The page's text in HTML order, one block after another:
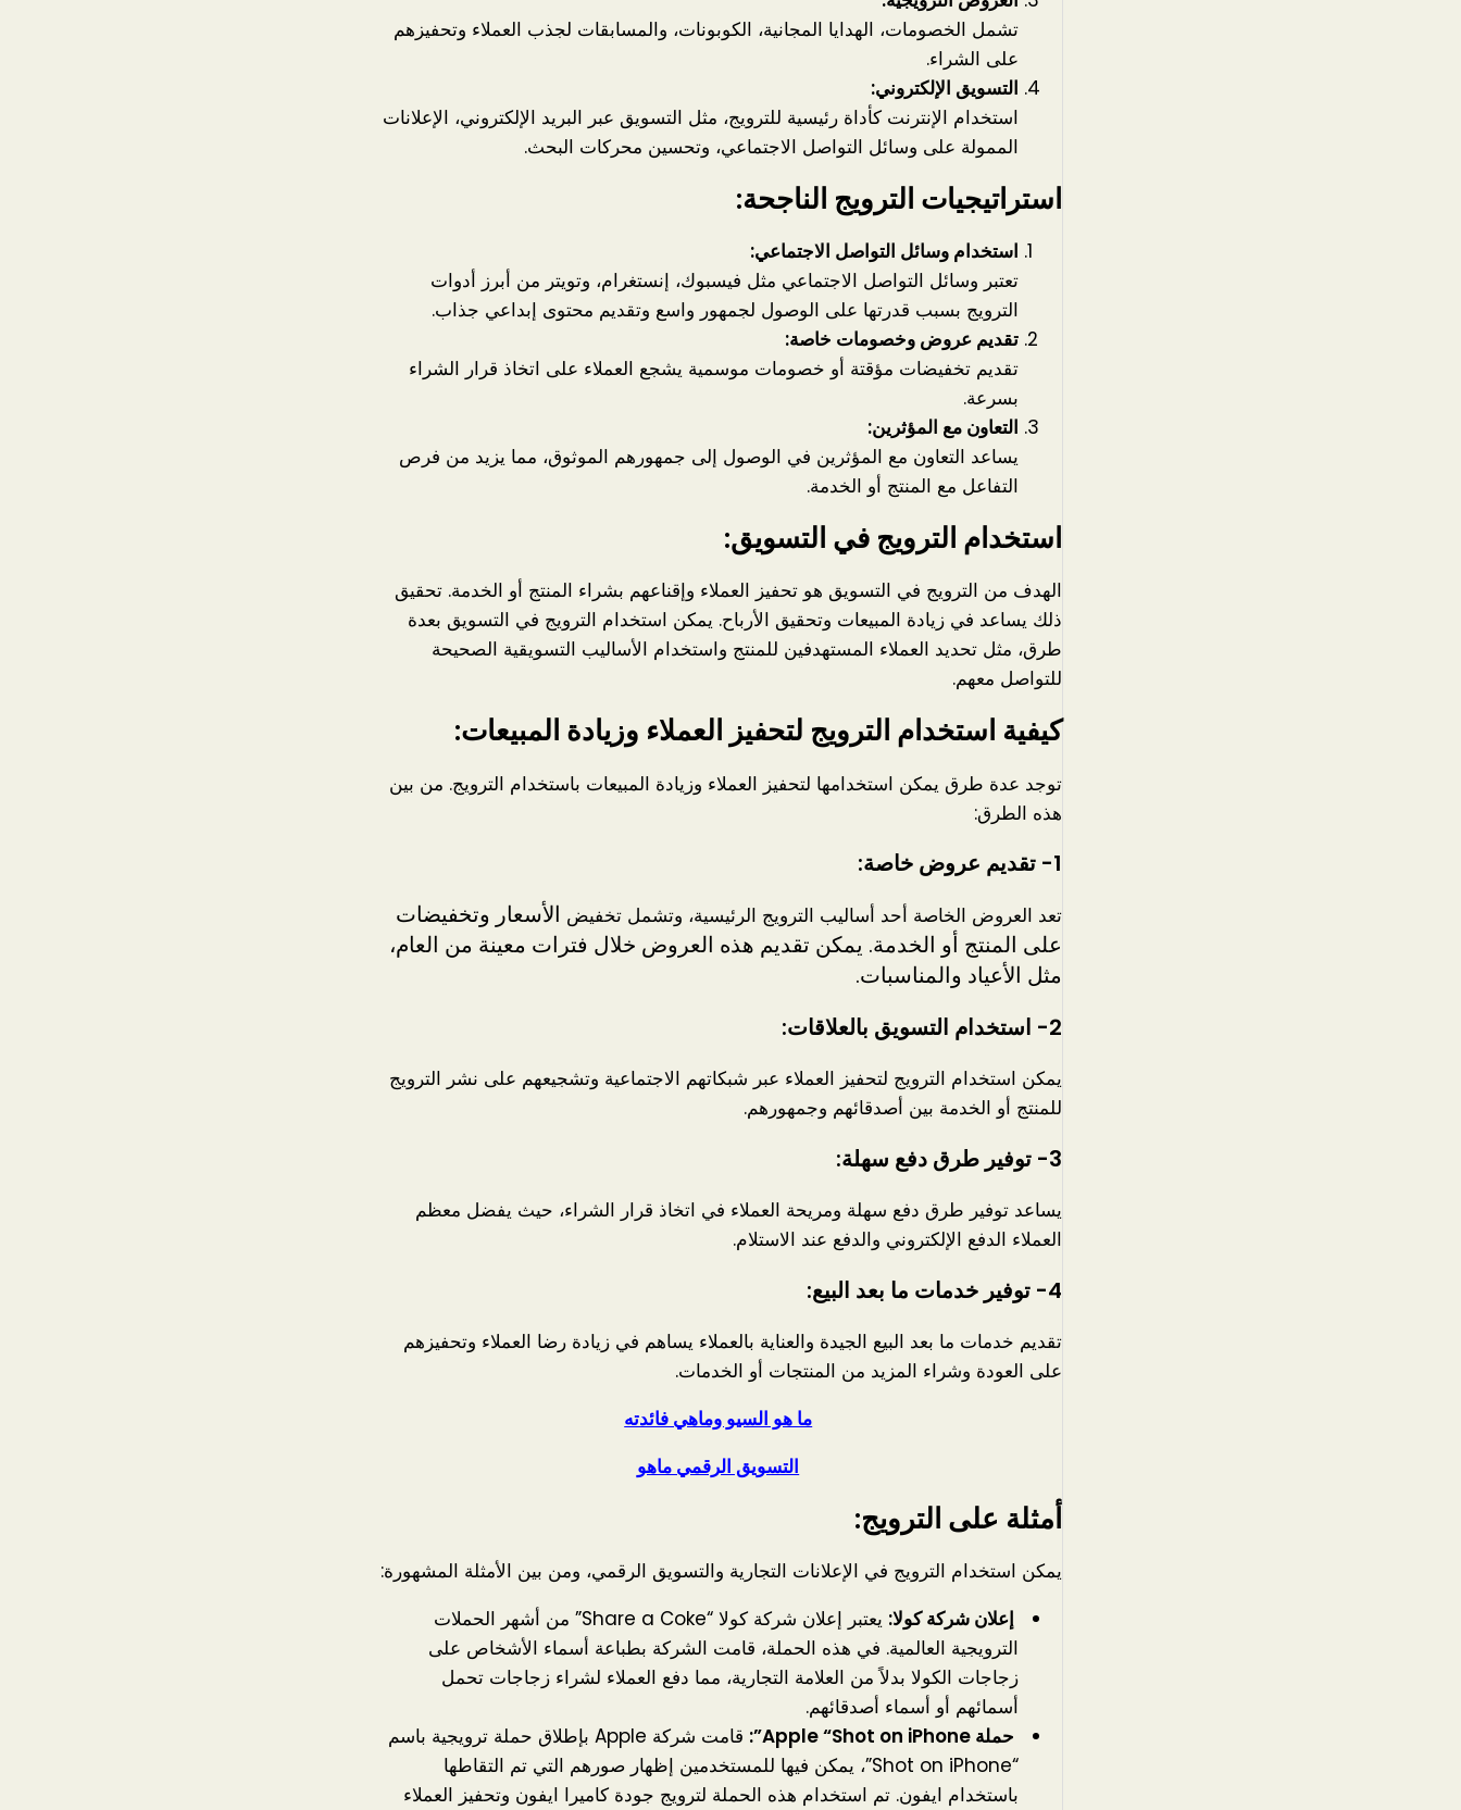
تشمل الخصومات، الهدايا المجانية، الكوبونات، والمسابقات لجذب العملاء وتحفيزهم
على الشراء.
التسويق الإلكتروني:
استخدام الإنترنت كأداة رئيسية للترويج، مثل التسويق عبر البريد الإلكتروني، الإعلانات
الممولة على وسائل التواصل الاجتماعي، وتحسين محركات البحث.
استراتيجيات الترويج الناجحة:
استخدام وسائل التواصل الاجتماعي:
تعتبر وسائل التواصل الاجتماعي مثل فيسبوك، إنستغرام، وتويتر من أبرز أدوات
الترويج بسبب قدرتها على الوصول لجمهور واسع وتقديم محتوى إبداعي جذاب.
تقديم عروض وخصومات خاصة:
تقديم تخفيضات مؤقتة أو خصومات موسمية يشجع العملاء على اتخاذ قرار الشراء
بسرعة.
التعاون مع المؤثرين:
يساعد التعاون مع المؤثرين في الوصول إلى جمهورهم الموثوق، مما يزيد من فرص
التفاعل مع المنتج أو الخدمة.
استخدام الترويج في التسويق:
الهدف من الترويج في التسويق هو تحفيز العملاء وإقناعهم بشراء المنتج أو الخدمة. تحقيق
ذلك يساعد في زيادة المبيعات وتحقيق الأرباح. يمكن استخدام الترويج في التسويق بعدة
طرق، مثل تحديد العملاء المستهدفين للمنتج واستخدام الأساليب التسويقية الصحيحة
للتواصل معهم.
كيفية استخدام الترويج لتحفيز العملاء وزيادة المبيعات:
توجد عدة طرق يمكن استخدامها لتحفيز العملاء وزيادة المبيعات باستخدام الترويج. من بين
هذه الطرق:
1- تقديم عروض خاصة:
تعد العروض الخاصة أحد أساليب الترويج الرئيسية، وتشمل تخفيض الأسعار وتخفيضات
على المنتج أو الخدمة. يمكن تقديم هذه العروض خلال فترات معينة من العام،
مثل الأعياد والمناسبات.
2- استخدام التسويق بالعلاقات:
يمكن استخدام الترويج لتحفيز العملاء عبر شبكاتهم الاجتماعية وتشجيعهم على نشر الترويج
للمنتج أو الخدمة بين أصدقائهم وجمهورهم.
3- توفير طرق دفع سهلة:
يساعد توفير طرق دفع سهلة ومريحة العملاء في اتخاذ قرار الشراء، حيث يفضل معظم
العملاء الدفع الإلكتروني والدفع عند الاستلام.
4- توفير خدمات ما بعد البيع:
تقديم خدمات ما بعد البيع الجيدة والعناية بالعملاء يساهم في زيادة رضا العملاء وتحفيزهم
على العودة وشراء المزيد من المنتجات أو الخدمات.
ما هو السيو وماهي فائدته
التسويق الرقمي ماهو
أمثلة على الترويج:
يمكن استخدام الترويج في الإعلانات التجارية والتسويق الرقمي، ومن بين الأمثلة المشهورة:
إعلان شركة كولا:
يعتبر إعلان شركة كولا “Share a Coke” من أشهر الحملات
الترويجية العالمية. في هذه الحملة، قامت الشركة بطباعة أسماء الأشخاص على
زجاجات الكولا بدلاً من العلامة التجارية، مما دفع العملاء لشراء زجاجات تحمل
أسمائهم أو أسماء أصدقائهم.
حملة Apple “Shot on iPhone”:
قامت شركة Apple بإطلاق حملة ترويجية باسم
“Shot on iPhone”، يمكن فيها للمستخدمين إظهار صورهم التي تم التقاطها
باستخدام ايفون. تم استخدام هذه الحملة لترويج جودة كاميرا ايفون وتحفيز العملاء